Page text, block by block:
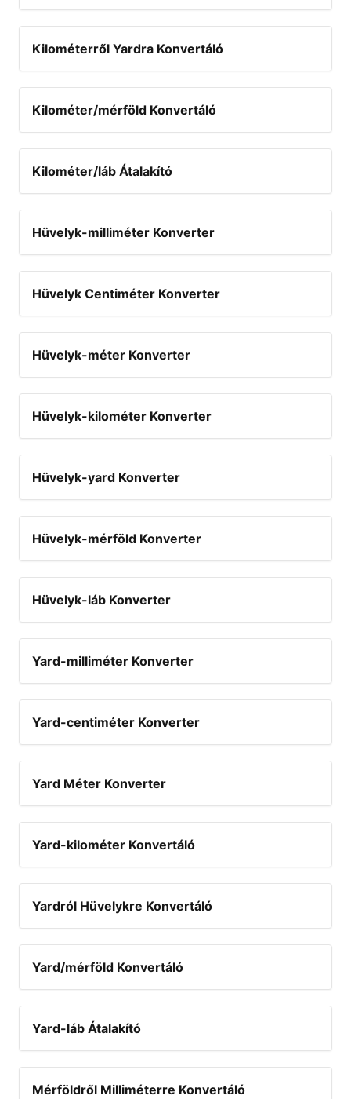
Kilométerről Yardra Konvertáló
Kilométer/mérföld Konvertáló
Kilométer/láb Átalakító
Hüvelyk-milliméter Konverter
Hüvelyk Centiméter Konverter
Hüvelyk-méter Konverter
Hüvelyk-kilométer Konverter
Hüvelyk-yard Konverter
Hüvelyk-mérföld Konverter
Hüvelyk-láb Konverter
Yard-milliméter Konverter
Yard-centiméter Konverter
Yard Méter Konverter
Yard-kilométer Konvertáló
Yardról Hüvelykre Konvertáló
Yard/mérföld Konvertáló
Yard-láb Átalakító
Mérföldről Milliméterre Konvertáló